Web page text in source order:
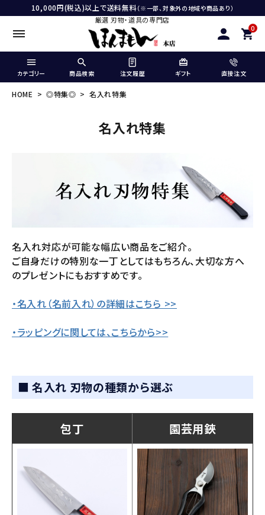
10,000円(税込)以上で送料無料（※一部、対象外の地域や商品あり）
厳選 刃物・道具の専門店
0
カテゴリー 商品検索 注文履歴 ギフト 直接注文
HOME ◎特集◎ 名入れ特集
名入れ特集
名入れ対応が可能な幅広い商品をご紹介。
ご自身だけの特別な一丁としてはもちろん、大切な方へ
のプレゼントにもおすすめです。
・名入れ（名前入れ）の詳細はこちら >>
・ラッピングに関しては、こちらから>>
■ 名入れ 刃物の種類から選ぶ
包丁 園芸用鋏